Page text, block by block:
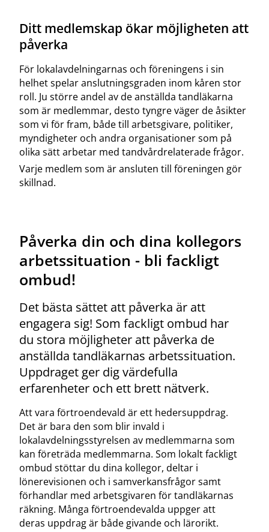
Ditt medlemskap ökar möjligheten att
påverka
För lokalavdelningarnas och föreningens i sin
helhet spelar anslutningsgraden inom kåren stor
roll. Ju större andel av de anställda tandläkarna
som är medlemmar, desto tyngre väger de åsikter
som vi för fram, både till arbetsgivare, politiker,
myndigheter och andra organisationer som på
olika sätt arbetar med tandvårdrelaterade frågor.
Varje medlem som är ansluten till föreningen gör
skillnad.
Påverka din och dina kollegors
arbetssituation - bli fackligt
ombud!
Det bästa sättet att påverka är att
engagera sig! Som fackligt ombud har
du stora möjligheter att påverka de
anställda tandläkarnas arbetssituation.
Uppdraget ger dig värdefulla
erfarenheter och ett brett nätverk.
Att vara förtroendevald är ett hedersuppdrag.
Det är bara den som blir invald i
lokalavdelningsstyrelsen av medlemmarna som
kan företräda medlemmarna. Som lokalt fackligt
ombud stöttar du dina kollegor, deltar i
lönerevisionen och i samverkansfrågor samt
förhandlar med arbetsgivaren för tandläkarnas
räkning. Många förtroendevalda uppger att
deras uppdrag är både givande och lärorikt.